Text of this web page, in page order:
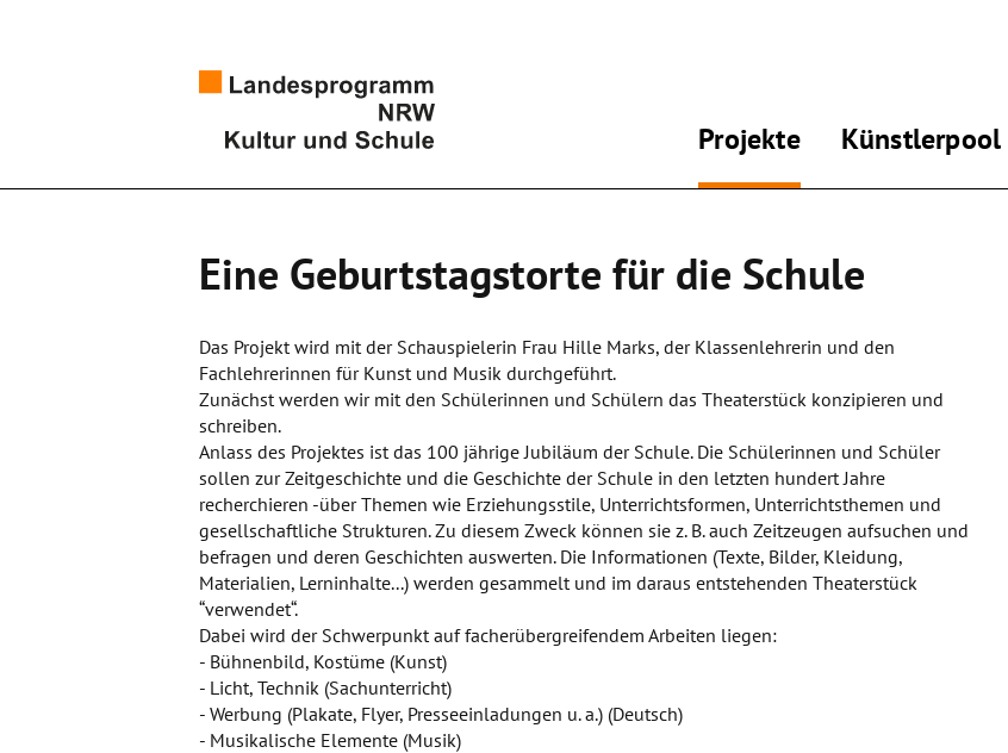
Projekte Künstlerpool
Eine Geburtstagstorte für die Schule
Das Projekt wird mit der Schauspielerin Frau Hille Marks, der Klassenlehrerin und den
Fachlehrerinnen für Kunst und Musik durchgeführt.
Zunächst werden wir mit den Schülerinnen und Schülern das Theaterstück konzipieren und
schreiben.
Anlass des Projektes ist das 100 jährige Jubiläum der Schule. Die Schülerinnen und Schüler
sollen zur Zeitgeschichte und die Geschichte der Schule in den letzten hundert Jahre
recherchieren -über Themen wie Erziehungsstile, Unterrichtsformen, Unterrichtsthemen und
gesellschaftliche Strukturen. Zu diesem Zweck können sie z. B. auch Zeitzeugen aufsuchen und
befragen und deren Geschichten auswerten. Die Informationen (Texte, Bilder, Kleidung,
Materialien, Lerninhalte...) werden gesammelt und im daraus entstehenden Theaterstück
“verwendet“.
Dabei wird der Schwerpunkt auf facherübergreifendem Arbeiten liegen:
- Bühnenbild, Kostüme (Kunst)
- Licht, Technik (Sachunterricht)
- Werbung (Plakate, Flyer, Presseeinladungen u. a.) (Deutsch)
- Musikalische Elemente (Musik)